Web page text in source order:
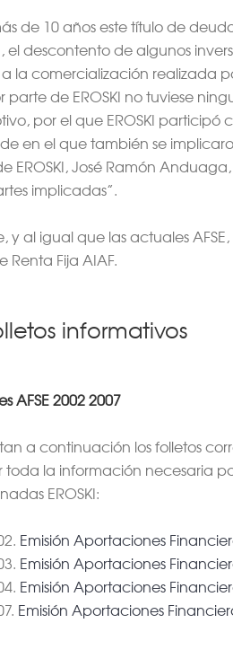
de 10 años este título de
descontento de algunos
la comercialización realizada
parte de EROSKI no tuviese
por el que EROSKI
en el que también se
EROSKI, José Ramón
implicadas”.
y al igual que las actuales
Renta Fija AIAF.
informativos
AFSE 2002 2007
a continuación los folletos
toda la información necesaria
EROSKI:
Emisión Aportaciones
Emisión Aportaciones
Emisión Aportaciones
Emisión Aportaciones